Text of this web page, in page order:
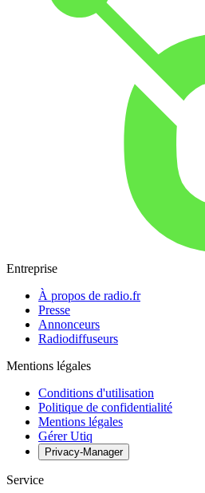
Entreprise
À propos de radio.fr
Presse
Annonceurs
Radiodiffuseurs
Mentions légales
Conditions d'utilisation
Politique de confidentialité
Mentions légales
Gérer Utiq
Privacy-Manager
Service